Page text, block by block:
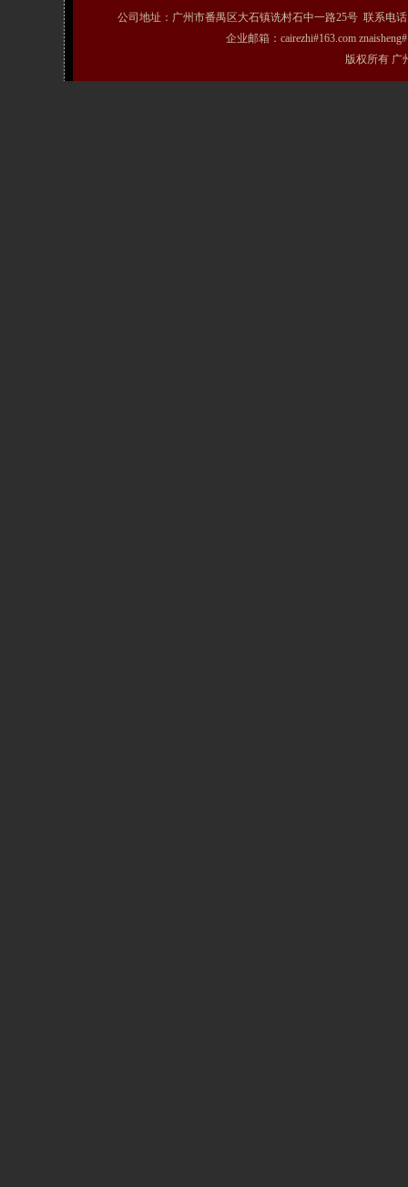
公司地址：广州市番禺区大石镇诜村石中一路25号 联系电话
企业邮箱：cairezhi#163.com
版权所有 广